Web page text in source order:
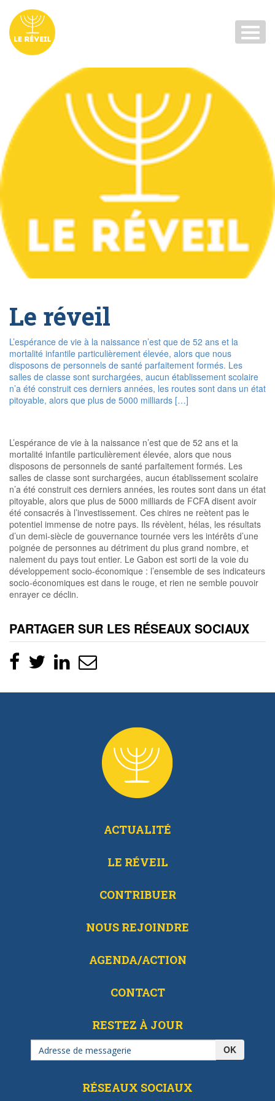
Le réveil
L’espérance de vie à la naissance n’est que de 52 ans et la
mortalité infantile particulièrement élevée, alors que nous
disposons de personnels de santé parfaitement formés. Les
salles de classe sont surchargées, aucun établissement scolaire
n’a été construit ces derniers années, les routes sont dans un état
pitoyable, alors que plus de 5000 milliards […]
L’espérance de vie à la naissance n’est que de 52 ans et la
mortalité infantile particulièrement élevée, alors que nous
disposons de personnels de santé parfaitement formés. Les
salles de classe sont surchargées, aucun établissement scolaire
n’a été construit ces derniers années, les routes sont dans un état
pitoyable, alors que plus de 5000 milliards de FCFA disent avoir
été consacrés à l’investissement. Ces chires ne reètent pas le
potentiel immense de notre pays. Ils révèlent, hélas, les résultats
d’un demi-siècle de gouvernance tournée vers les intérêts d’une
poignée de personnes au détriment du plus grand nombre, et
nalement du pays tout entier. Le Gabon est sorti de la voie du
développement socio-économique : l’ensemble de ses indicateurs
socio-économiques est dans le rouge, et rien ne semble pouvoir
enrayer ce déclin.
PARTAGER SUR LES RÉSEAUX SOCIAUX
ACTUALITÉ
LE RÉVEIL
CONTRIBUER
NOUS REJOINDRE
AGENDA/ACTION
CONTACT
RESTEZ À JOUR
OK
RÉSEAUX SOCIAUX